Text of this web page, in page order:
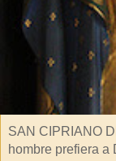
SAN CIPRIANO
hombre prefiera a